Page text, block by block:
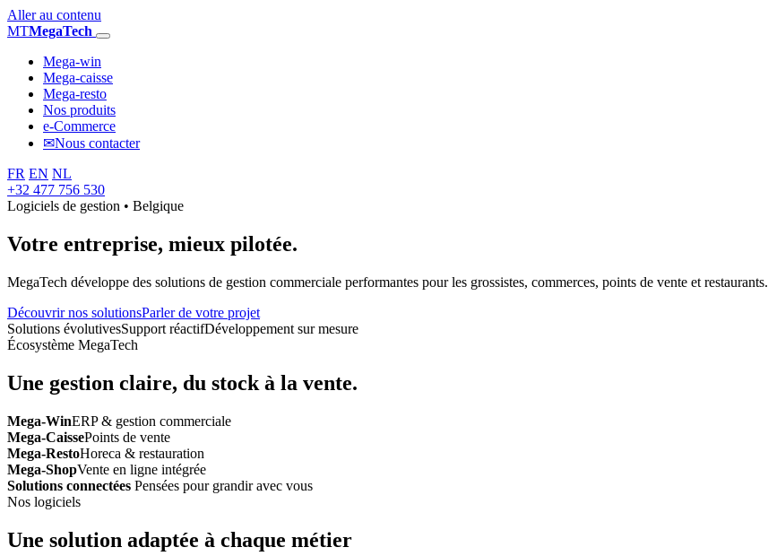
Aller au contenu
MTMegaTech
Mega-win
Mega-caisse
Mega-resto
Nos produits
e-Commerce
✉Nous contacter
FR EN NL
+32 477 756 530
Logiciels de gestion • Belgique
Votre entreprise, mieux pilotée.
MegaTech développe des solutions de gestion commerciale performantes pour les grossistes, commerces, points de vente et restaurants.
Découvrir nos solutionsParler de votre projet
Solutions évolutivesSupport réactifDéveloppement sur mesure
Écosystème MegaTech
Une gestion claire, du stock à la vente.
Mega-WinERP & gestion commerciale
Mega-CaissePoints de vente
Mega-RestoHoreca & restauration
Mega-ShopVente en ligne intégrée
Solutions connectées Pensées pour grandir avec vous
Nos logiciels
Une solution adaptée à chaque métier